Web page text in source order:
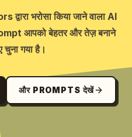
भरोसा किया जाने वाला AI
आपको बेहतर और तेज़ बनाने
गया है।
और PROMPTS देखें